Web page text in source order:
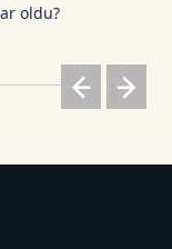
oldu?